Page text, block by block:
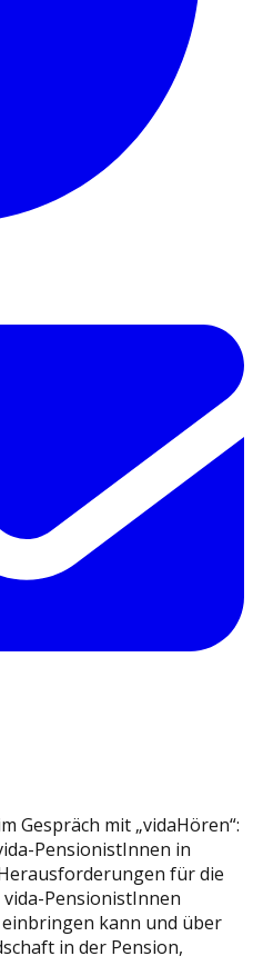
Gespräch mit „vidaHören“:
PensionistInnen in
für die
PensionistInnen
kann und über
in der Pension,